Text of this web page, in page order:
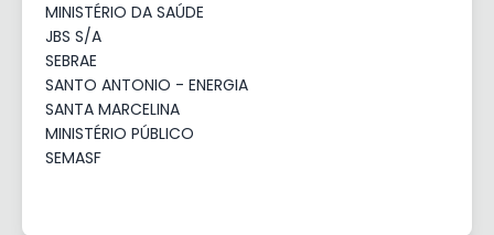
MINISTÉRIO DA SAÚDE
JBS S/A
SEBRAE
SANTO ANTONIO - ENERGIA
SANTA MARCELINA
MINISTÉRIO PÚBLICO
SEMASF